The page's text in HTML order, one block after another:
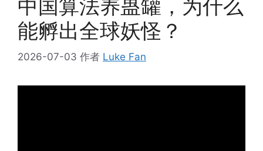
中国算法养蛊罐，为什么
能孵出全球妖怪？
2026-07-03 作者 Luke Fan